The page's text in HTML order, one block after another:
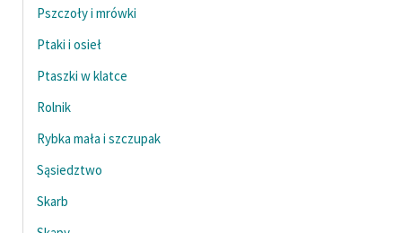
Pszczoły i mrówki
Ptaki i osieł
Ptaszki w klatce
Rolnik
Rybka mała i szczupak
Sąsiedztwo
Skarb